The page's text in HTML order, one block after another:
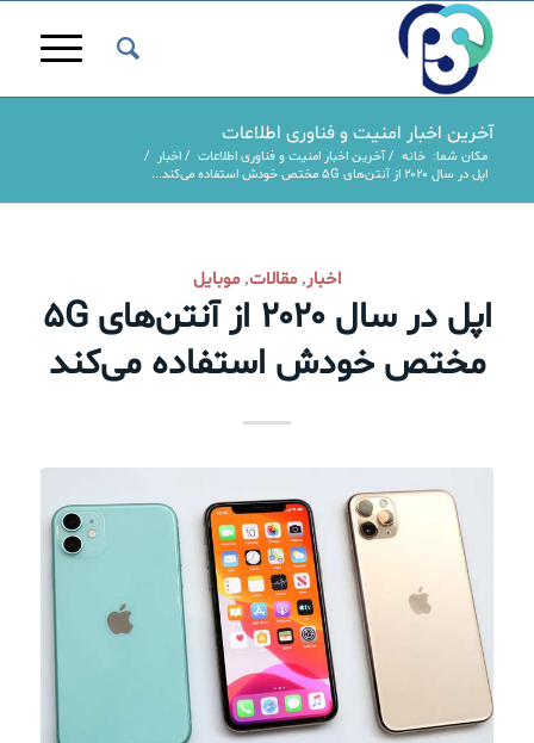
آخرین اخبار امنیت و فناوری اطلاعات
مکان شما: خانه / آخرین اخبار امنیت و فناوری اطلاعات / اخبار /
اپل در سال ۲۰۲۰ از آنتن‌های 5G مختص خودش استفاده می‌کند...
اخبار,مقالات,موبایل
اپل در سال ۲۰۲۰ از آنتن‌های 5G
مختص خودش استفاده می‌کند